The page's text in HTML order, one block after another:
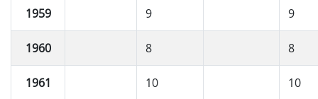
1959 9 9
1960 8 8
1961 10 10